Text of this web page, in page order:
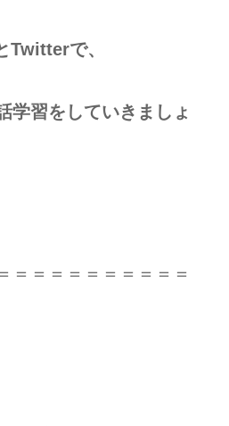
Twitterで、
学習をしていきましょ
＝＝＝＝＝＝＝＝＝＝